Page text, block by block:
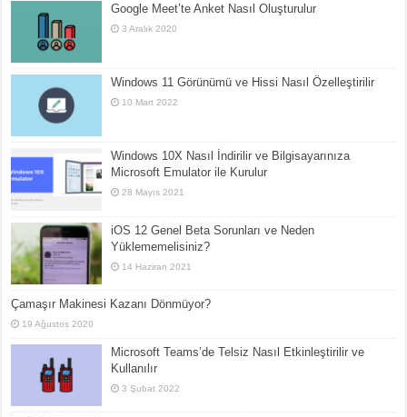
Google Meet’te Anket Nasıl Oluşturulur
3 Aralık 2020
Windows 11 Görünümü ve Hissi Nasıl Özelleştirilir
10 Mart 2022
Windows 10X Nasıl İndirilir ve Bilgisayarınıza
Microsoft Emulator ile Kurulur
28 Mayıs 2021
iOS 12 Genel Beta Sorunları ve Neden
Yüklememelisiniz?
14 Haziran 2021
Çamaşır Makinesi Kazanı Dönmüyor?
19 Ağustos 2020
Microsoft Teams’de Telsiz Nasıl Etkinleştirilir ve
Kullanılır
3 Şubat 2022